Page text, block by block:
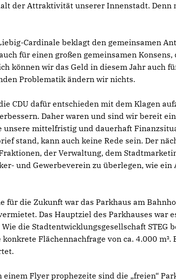
der Attraktivität unserer Innenstadt. Denn
Cardinale beklagt den gemeinsamen
für einen großen gemeinsamen
können wir das Geld in diesem Jahr auch
Problematik ändern wir nichts.
CDU dafür entschieden mit dem Klagen
Daher waren und sind wir bereit
mittelfristig und dauerhaft
stand, kann auch keine Rede sein. Der
der Verwaltung, dem
und Gewerbeverein zu überlegen, wie
für die Zukunft war das Parkhaus am
Das Hauptziel des Parkhauses war
die Stadtentwicklungsgesellschaft STEG
Flächennachfrage von ca. 4.000
einem Flyer prophezeite sind die „freien“